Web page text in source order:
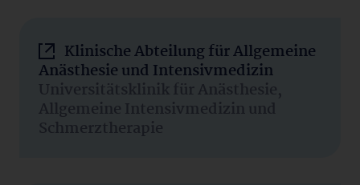
Klinische Abteilung für Allgemeine
Anästhesie und Intensivmedizin
Universitätsklinik für Anästhesie,
Allgemeine Intensivmedizin und
Schmerztherapie